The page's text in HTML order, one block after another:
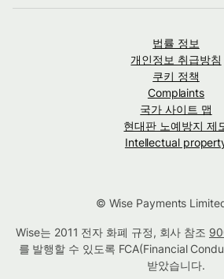
법률 정보
개인정보 취급방침
쿠키 정책
Complaints
국가 사이트 맵
현대판 노예방지 제
Intellectual
© Wise Payments
Wise는 2011 전자 화폐 규정, 회사 참조
를 발행할 수 있도록 FCA(Financial
받았습니다.